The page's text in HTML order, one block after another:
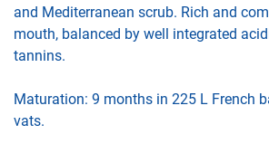
and Mediterranean scrub. Rich and
mouth, balanced by well integrated
tannins.
Maturation: 9 months in 225 L French
vats.